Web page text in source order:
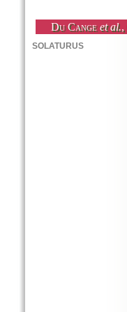
Du Cange et al.,